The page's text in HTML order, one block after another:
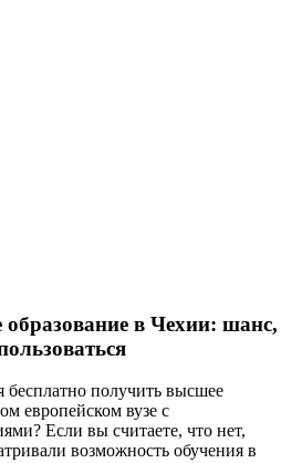
образование в Чехии: шанс,
бесплатно получить высшее
европейском вузе с
Если вы считаете, что нет,
возможность обучения в